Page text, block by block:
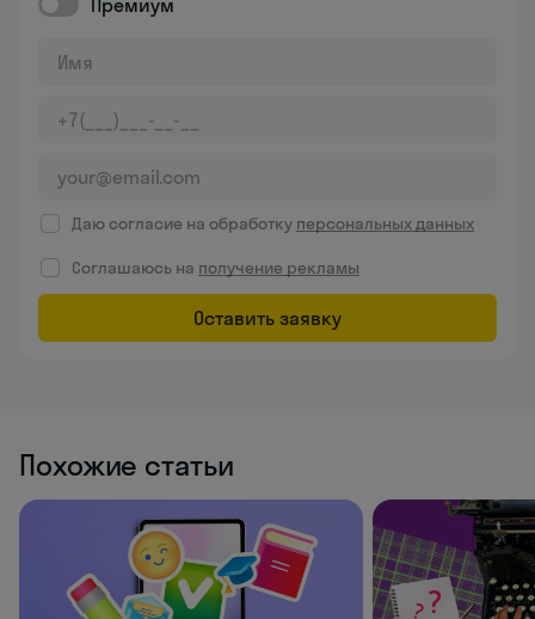
Даю согласие на обработку персональных данных
Соглашаюсь на получение рекламы
Оставить заявку
Похожие статьи